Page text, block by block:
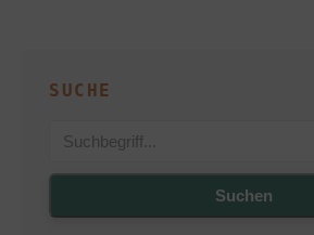
SUCHE
Suchen